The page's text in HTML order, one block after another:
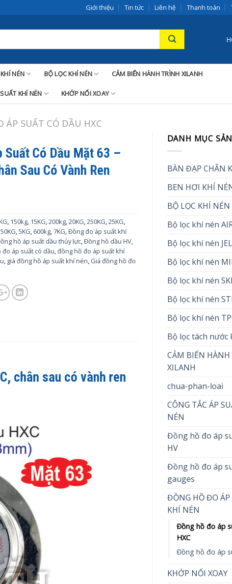
Giới thiệu Tin tức Liên hệ Thanh toán
NÉN BỘ LỌC KHÍ NÉN CẢM BIẾN HÀNH TRÌNH XILANH
KHÍ NÉN KHỚP NỐI XOAY
ÁP SUẤT CÓ DẦU HXC
Có Dầu Mặt 63 –
Sau Có Vành Ren
, 150kg, 15KG,200kg,20KG,250KG,25KG,
50KG,5KG, 600kg, 7KG,Đồng đo áp suất khí
hồ áp suất dầu thủy lực,Đồng hồ dầu HV,
áp suất có dầu,đồng hồ đo áp suất khí
, giá đồng hồ áp suất khí nén, Giá đồng hồ đo
, chân sau có vành ren
DANH MỤC
BÀN ĐẠP CHÂN
BEN HƠI KHÍ
BỘ LỌC KHÍ NÉN
Bộ lọc khí nén
Bộ lọc khí nén
Bộ lọc khí nén
Bộ lọc khí nén
Bộ lọc khí nén
Bộ lọc khí nén
Bộ lọc tách nước
CẢM BIẾN
XILANH
chua-phan-loai
CÔNG TẮC ÁP
NÉN
Đồng hồ đo áp
HV
Đồng hồ đo áp
gauges
ĐỒNG HỒ ĐO ÁP
KHÍ NÉN
Đồng hồ đo áp
HXC
Đồng hồ đo áp
KHỚP NỐI XOAY